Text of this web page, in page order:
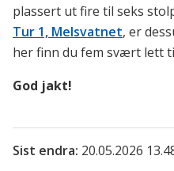
plassert ut fire til seks
Tur 1, Melsvatnet, er
her finn du fem svært lett
God jakt!
Sist endra 20.05.2026